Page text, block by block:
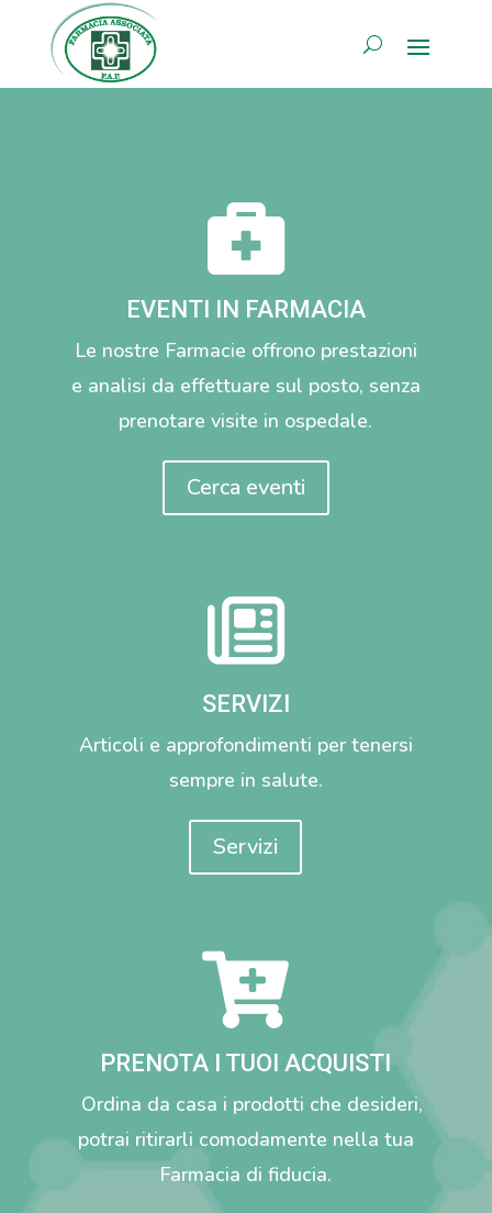
AREA RISERVATA

EVENTI IN FARMACIA
Le nostre Farmacie offrono prestazioni
e analisi da effettuare sul posto, senza
prenotare visite in ospedale.
Cerca eventi

SERVIZI
Articoli e approfondimenti per tenersi
sempre in salute.
Servizi

PRENOTA I TUOI ACQUISTI
Ordina da casa i prodotti che desideri,
potrai ritirarli comodamente nella tua
Farmacia di fiducia.